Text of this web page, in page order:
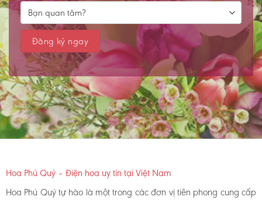
Hoa Phú Quý – Điện hoa uy tín tại Việt Nam
Hoa Phú Quý tự hào là một trong các đơn vị tiên phong cung cấp